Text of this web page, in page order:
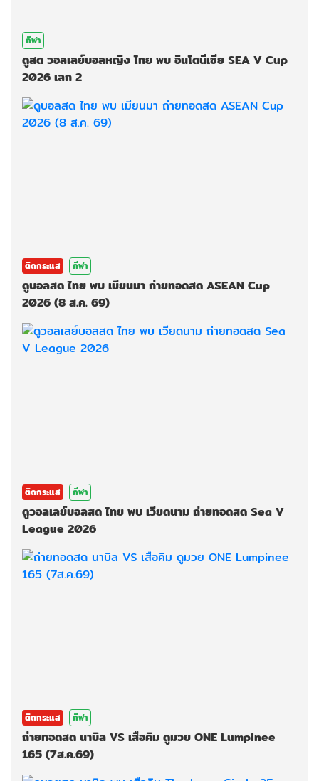
กีฬา
ดูสด วอลเลย์บอลหญิง ไทย พบ อินโดนีเซีย SEA V Cup
2026 เลก 2
ติดกระแส กีฬา
ดูบอลสด ไทย พบ เมียนมา ถ่ายทอดสด ASEAN Cup
2026 (8 ส.ค. 69)
ติดกระแส กีฬา
ดูวอลเลย์บอลสด ไทย พบ เวียดนาม ถ่ายทอดสด Sea V
League 2026
ติดกระแส กีฬา
ถ่ายทอดสด นาบิล VS เสือคิม ดูมวย ONE Lumpinee
165 (7ส.ค.69)